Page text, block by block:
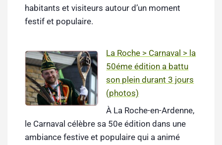
habitants et visiteurs autour d’un moment
festif et populaire.
La Roche > Carnaval > la
50éme édition a battu
son plein durant 3 jours
(photos)
À La Roche-en-Ardenne,
le Carnaval célèbre sa 50e édition dans une
ambiance festive et populaire qui a animé